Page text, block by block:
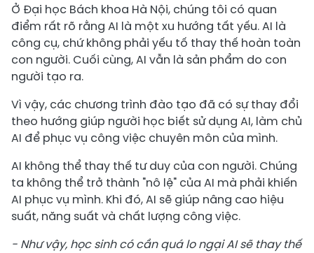
Ở Đại học Bách khoa Hà Nội, chúng tôi có quan
điểm rất rõ rằng AI là một xu hướng tất yếu. AI là
công cụ, chứ không phải yếu tố thay thế hoàn toàn
con người. Cuối cùng, AI vẫn là sản phẩm do con
người tạo ra.
Vì vậy, các chương trình đào tạo đã có sự thay đổi
theo hướng giúp người học biết sử dụng AI, làm chủ
AI để phục vụ công việc chuyên môn của mình.
AI không thể thay thế tư duy của con người. Chúng
ta không thể trở thành "nô lệ" của AI mà phải khiến
AI phục vụ mình. Khi đó, AI sẽ giúp nâng cao hiệu
suất, năng suất và chất lượng công việc.
- Như vậy, học sinh có cần quá lo ngại AI sẽ thay thế